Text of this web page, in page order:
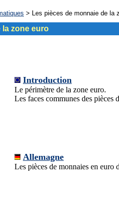
> Les pièces de monnaie de la
la zone euro
Introduction
Le périmètre de la zone euro.
Les faces communes des pièces
Allemagne
Les pièces de monnaies en euro